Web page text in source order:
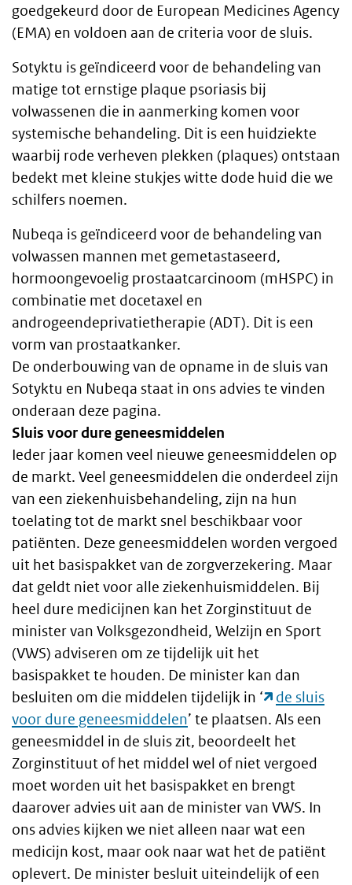
Body
text
goedgekeurd door de European Medicines Agency
(EMA) en voldoen aan de criteria voor de sluis.
Sotyktu is geïndiceerd voor de behandeling van
matige tot ernstige plaque psoriasis bij
volwassenen die in aanmerking komen voor
systemische behandeling. Dit is een huidziekte
waarbij rode verheven plekken (plaques) ontstaan
bedekt met kleine stukjes witte dode huid die we
schilfers noemen.
Nubeqa is geïndiceerd voor de behandeling van
volwassen mannen met gemetastaseerd,
hormoongevoelig prostaatcarcinoom (mHSPC) in
combinatie met docetaxel en
androgeendeprivatietherapie (ADT). Dit is een
vorm van prostaatkanker.
De onderbouwing van de opname in de sluis van
Sotyktu en Nubeqa staat in ons advies te vinden
onderaan deze pagina.
Sluis voor dure geneesmiddelen
Ieder jaar komen veel nieuwe geneesmiddelen op
de markt. Veel geneesmiddelen die onderdeel zijn
van een ziekenhuisbehandeling, zijn na hun
toelating tot de markt snel beschikbaar voor
patiënten. Deze geneesmiddelen worden vergoed
uit het basispakket van de zorgverzekering. Maar
dat geldt niet voor alle ziekenhuismiddelen. Bij
heel dure medicijnen kan het Zorginstituut de
minister van Volksgezondheid, Welzijn en Sport
(VWS) adviseren om ze tijdelijk uit het
basispakket te houden. De minister kan dan
besluiten om die middelen tijdelijk in ‘
de sluis
voor dure geneesmiddelen’ te plaatsen. Als een
geneesmiddel in de sluis zit, beoordeelt het
Zorginstituut of het middel wel of niet vergoed
moet worden uit het basispakket en brengt
daarover advies uit aan de minister van VWS. In
ons advies kijken we niet alleen naar wat een
medicijn kost, maar ook naar wat het de patiënt
oplevert. De minister besluit uiteindelijk of een